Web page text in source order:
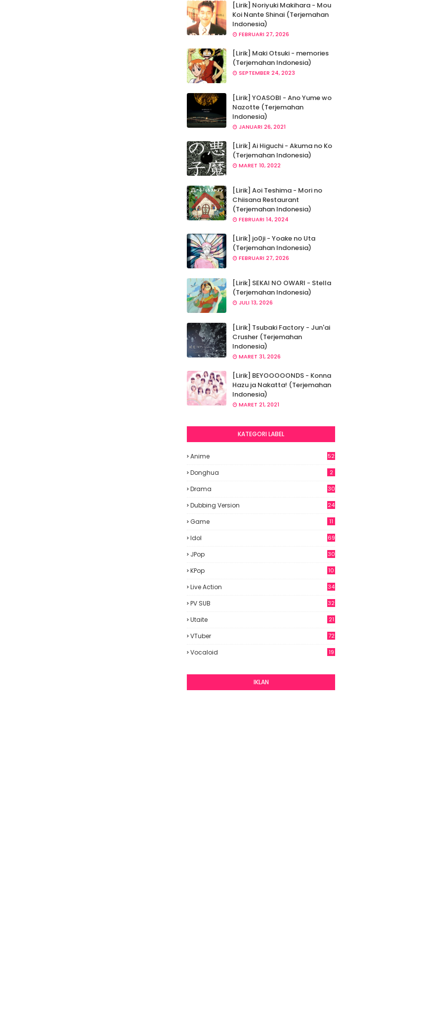
[Lirik] Noriyuki Makihara - Mou
Koi Nante Shinai (Terjemahan
Indonesia)
FEBRUARI 27, 2026
[Lirik] Maki Otsuki - memories
(Terjemahan Indonesia)
SEPTEMBER 24, 2023
[Lirik] YOASOBI - Ano Yume wo
Nazotte (Terjemahan
Indonesia)
JANUARI 26, 2021
[Lirik] Ai Higuchi - Akuma no Ko
(Terjemahan Indonesia)
MARET 10, 2022
[Lirik] Aoi Teshima - Mori no
Chiisana Restaurant
(Terjemahan Indonesia)
FEBRUARI 14, 2024
[Lirik] jo0ji - Yoake no Uta
(Terjemahan Indonesia)
FEBRUARI 27, 2026
[Lirik] SEKAI NO OWARI - Stella
(Terjemahan Indonesia)
JULI 13, 2026
[Lirik] Tsubaki Factory - Jun'ai
Crusher (Terjemahan
Indonesia)
MARET 31, 2026
[Lirik] BEYOOOOONDS - Konna
Hazu ja Nakatta! (Terjemahan
Indonesia)
MARET 21, 2021
KATEGORI LABEL
Anime
52
Donghua 2
Drama 30
Dubbing Version 24
Game 11
Idol
69
JPop
30
KPop
10
Live Action 34
PV SUB 32
Utaite 21
VTuber 72
Vocaloid 19
IKLAN